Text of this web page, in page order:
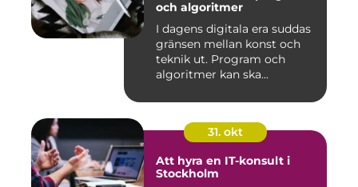
och algoritmer
I dagens digitala era suddas
gränsen mellan konst och
teknik ut. Program och
algoritmer kan ska...
31. okt
Att hyra en IT-konsult i
Stockholm